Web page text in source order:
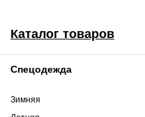
Каталог товаров
Спецодежда
Зимняя